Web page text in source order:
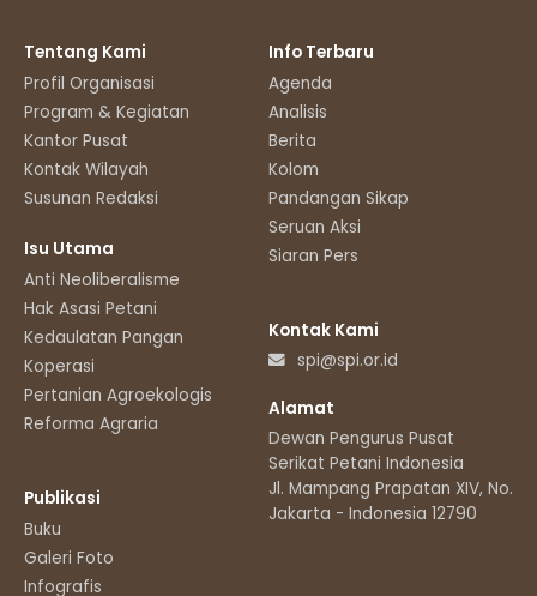
Tentang Kami
Profil Organisasi
Program & Kegiatan
Kantor Pusat
Kontak Wilayah
Susunan Redaksi
Isu Utama
Anti Neoliberalisme
Hak Asasi Petani
Kedaulatan Pangan
Koperasi
Pertanian Agroekologis
Reforma Agraria
Publikasi
Buku
Galeri Foto
Infografis
Info Terbaru
Agenda
Analisis
Berita
Kolom
Pandangan Sikap
Seruan Aksi
Siaran Pers
Kontak Kami
spi@spi.or.id
Alamat
Dewan Pengurus Pusat
Serikat Petani Indonesia
Jl. Mampang Prapatan XIV, No.11
Jakarta - Indonesia 12790